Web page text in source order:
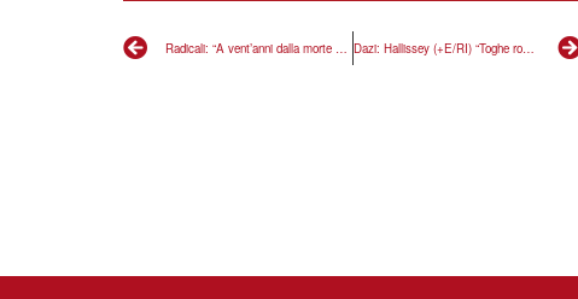
Dazi: Hallissey (+E/RI) “Toghe rosse repubblicane frenano follie illiberali di Trump”